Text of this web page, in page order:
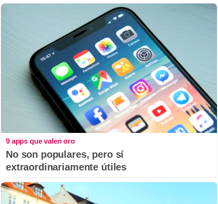
9 apps que valen oro
No son populares, pero sí
extraordinariamente útiles